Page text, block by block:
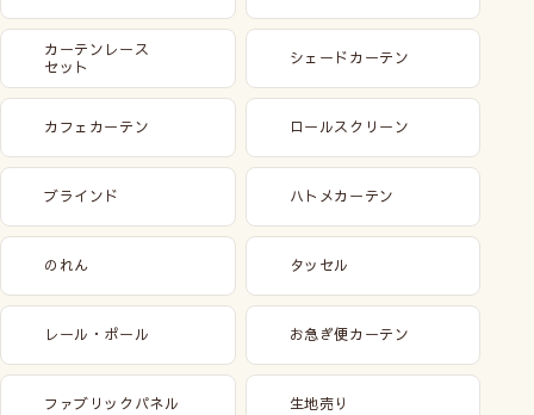
カーテンレース
セット
シェードカーテン
カフェカーテン ロールスクリーン
ブラインド ハトメカーテン
のれん タッセル
レール・ポール お急ぎ便カーテン
ファブリックパネル 生地売り